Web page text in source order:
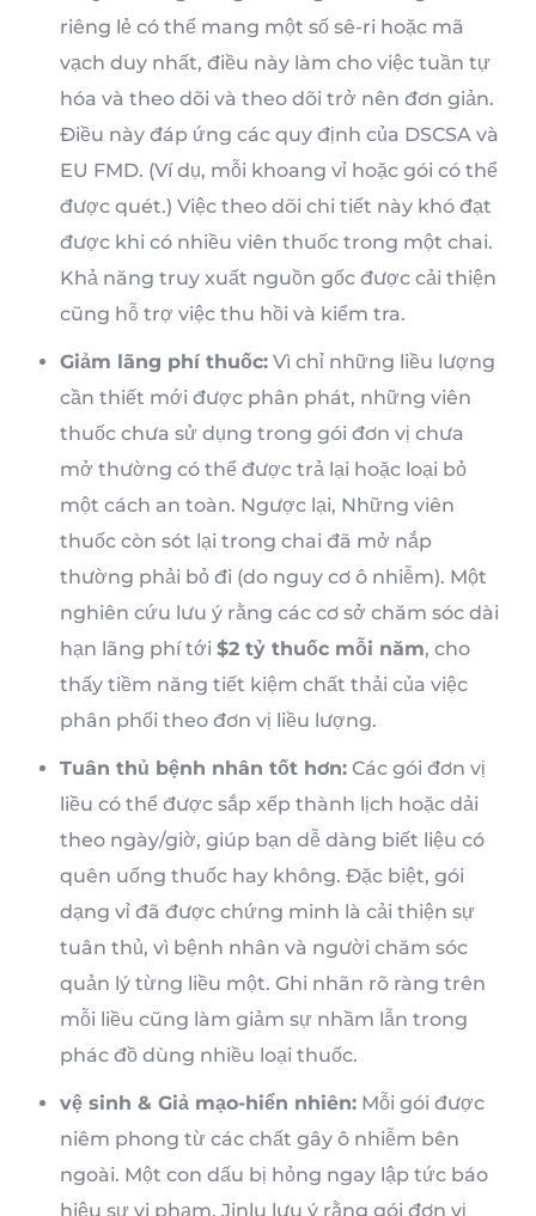
riêng lẻ có thể mang một số sê-ri hoặc mã
vạch duy nhất, điều này làm cho việc tuần tự
hóa và theo dõi và theo dõi trở nên đơn giản.
Điều này đáp ứng các quy định của DSCSA và
EU FMD. (Ví dụ, mỗi khoang vỉ hoặc gói có thể
được quét.) Việc theo dõi chi tiết này khó đạt
được khi có nhiều viên thuốc trong một chai.
Khả năng truy xuất nguồn gốc được cải thiện
cũng hỗ trợ việc thu hồi và kiểm tra.
Giảm lãng phí thuốc: Vì chỉ những liều lượng
cần thiết mới được phân phát, những viên
thuốc chưa sử dụng trong gói đơn vị chưa
mở thường có thể được trả lại hoặc loại bỏ
một cách an toàn. Ngược lại, Những viên
thuốc còn sót lại trong chai đã mở nắp
thường phải bỏ đi (do nguy cơ ô nhiễm). Một
nghiên cứu lưu ý rằng các cơ sở chăm sóc dài
hạn lãng phí tới $2 tỷ thuốc mỗi năm, cho
thấy tiềm năng tiết kiệm chất thải của việc
phân phối theo đơn vị liều lượng.
Tuân thủ bệnh nhân tốt hơn: Các gói đơn vị
liều có thể được sắp xếp thành lịch hoặc dải
theo ngày/giờ, giúp bạn dễ dàng biết liệu có
quên uống thuốc hay không. Đặc biệt, gói
dạng vỉ đã được chứng minh là cải thiện sự
tuân thủ, vì bệnh nhân và người chăm sóc
quản lý từng liều một. Ghi nhãn rõ ràng trên
mỗi liều cũng làm giảm sự nhầm lẫn trong
phác đồ dùng nhiều loại thuốc.
vệ sinh & Giả mạo-hiển nhiên: Mỗi gói được
niêm phong từ các chất gây ô nhiễm bên
ngoài. Một con dấu bị hỏng ngay lập tức báo
hiệu sự vi phạm. Jinlu lưu ý rằng gói đơn vị